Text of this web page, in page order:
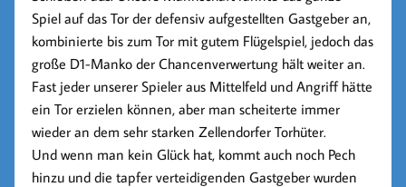
Spiel auf das Tor der defensiv aufgestellten Gastgeber an,
kombinierte bis zum Tor mit gutem Flügelspiel, jedoch das
große D1-Manko der Chancenverwertung hält weiter an.
Fast jeder unserer Spieler aus Mittelfeld und Angriff hätte
ein Tor erzielen können, aber man scheiterte immer
wieder an dem sehr starken Zellendorfer Torhüter.
Und wenn man kein Glück hat, kommt auch noch Pech
hinzu und die tapfer verteidigenden Gastgeber wurden